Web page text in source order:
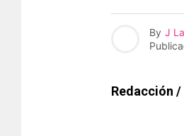
By J
Redacción /